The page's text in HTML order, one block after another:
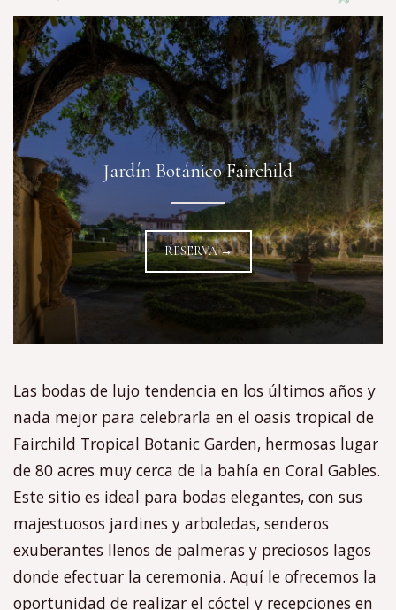
Jardín Botánico Fairchild
RESERVA →
Las bodas de lujo tendencia en los últimos años y
nada mejor para celebrarla en el oasis tropical de
Fairchild Tropical Botanic Garden, hermosas lugar
de 80 acres muy cerca de la bahía en Coral Gables.
Este sitio es ideal para bodas elegantes, con sus
majestuosos jardines y arboledas, senderos
exuberantes llenos de palmeras y preciosos lagos
donde efectuar la ceremonia. Aquí le ofrecemos la
oportunidad de realizar el cóctel y recepciones en